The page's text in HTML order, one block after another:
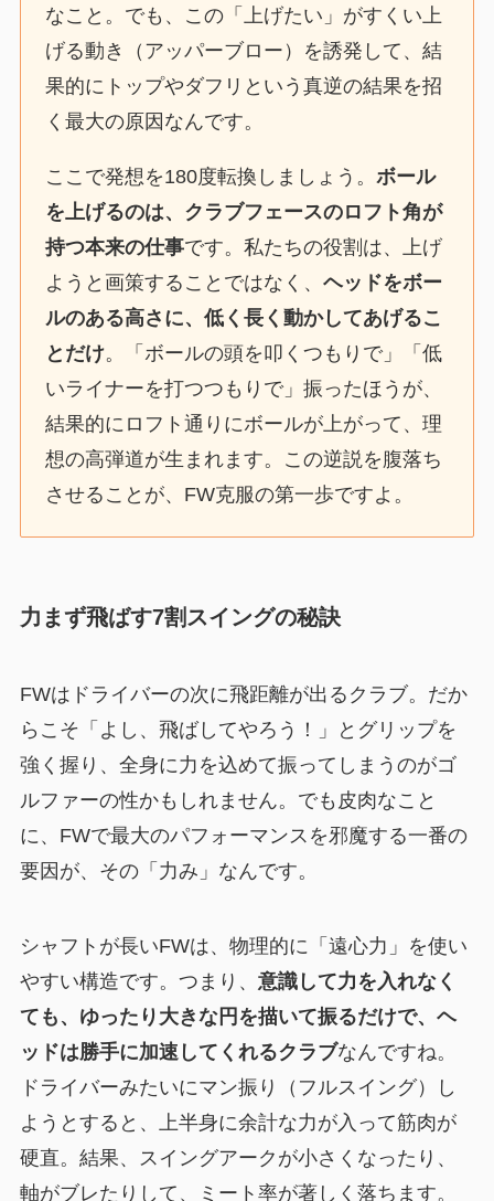
なこと。でも、この「上げたい」がすくい上
げる動き（アッパーブロー）を誘発して、結
果的にトップやダフリという真逆の結果を招
く最大の原因なんです。
ここで発想を180度転換しましょう。ボール
を上げるのは、クラブフェースのロフト角が
持つ本来の仕事です。私たちの役割は、上げ
ようと画策することではなく、ヘッドをボー
ルのある高さに、低く長く動かしてあげるこ
とだけ。「ボールの頭を叩くつもりで」「低
いライナーを打つつもりで」振ったほうが、
結果的にロフト通りにボールが上がって、理
想の高弾道が生まれます。この逆説を腹落ち
させることが、FW克服の第一歩ですよ。
力まず飛ばす7割スイングの秘訣
FWはドライバーの次に飛距離が出るクラブ。だか
らこそ「よし、飛ばしてやろう！」とグリップを
強く握り、全身に力を込めて振ってしまうのがゴ
ルファーの性かもしれません。でも皮肉なこと
に、FWで最大のパフォーマンスを邪魔する一番の
要因が、その「力み」なんです。
シャフトが長いFWは、物理的に「遠心力」を使い
やすい構造です。つまり、 意識して力を入れなく
ても、ゆったり大きな円を描いて振るだけで、ヘ
ッドは勝手に加速してくれるクラブなんですね。
ドライバーみたいにマン振り（フルスイング）し
ようとすると、上半身に余計な力が入って筋肉が
硬直。結果、スイングアークが小さくなったり、
軸がブレたりして、ミート率が著しく落ちます。